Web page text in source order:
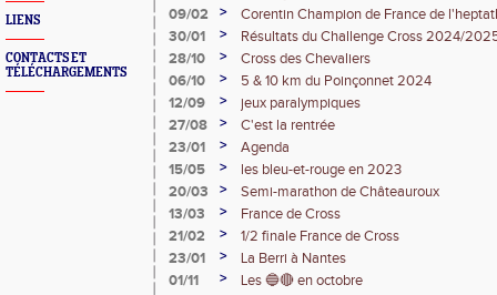
LIENS
CONTACTS ET
TÉLÉCHARGEMENTS
09/02
>
Corentin Champion de France de
30/01
>
Résultats du Challenge Cross 2024/
28/10
>
Cross des Chevaliers
06/10
>
5 & 10 km du Poinçonnet 2024
12/09
>
jeux paralympiques
27/08
>
C'est la rentrée
23/01
>
Agenda
15/05
>
les bleu-et-rouge en 2023
20/03
>
Semi-marathon de Châteauroux
13/03
>
France de Cross
21/02
>
1/2 finale France de Cross
23/01
>
La Berri à Nantes
01/11
>
Les 🔵🔴 en octobre